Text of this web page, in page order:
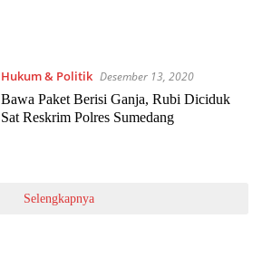
Hukum & Politik Desember 13, 2020
Bawa Paket Berisi Ganja, Rubi Diciduk
Sat Reskrim Polres Sumedang
Selengkapnya